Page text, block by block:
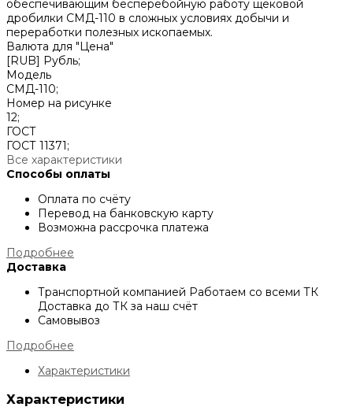
обеспечивающим бесперебойную работу щековой
дробилки СМД-110 в сложных условиях добычи и
переработки полезных ископаемых.
Валюта для "Цена"
[RUB] Рубль;
Модель
СМД-110;
Номер на рисунке
12;
ГОСТ
ГОСТ 11371;
Все характеристики
Способы оплаты
Оплата по счёту
Перевод на банковскую карту
Возможна рассрочка платежа
Подробнее
Доставка
Транспортной компанией Работаем со всеми ТК
Доставка до ТК за наш счёт
Самовывоз
Подробнее
Характеристики
Характеристики